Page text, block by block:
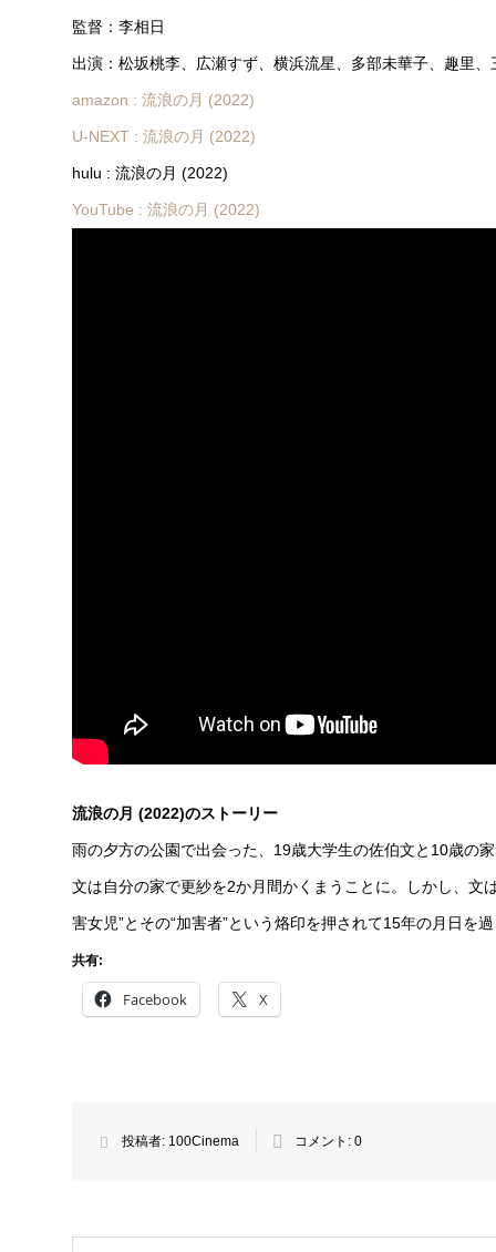
監督：李相日
出演：松坂桃李、広瀬すず、横浜流星、多部未華子、趣里
amazon : 流浪の月 (2022)
U-NEXT : 流浪の月 (2022)
hulu : 流浪の月 (2022)
YouTube : 流浪の月 (2022)
流浪の月 (2022)のストーリー
雨の夕方の公園で出会った、19歳大学生の佐伯文と10歳の
文は自分の家で更紗を2か月間かくまうことに。しかし、文
害女児”とその“加害者”という烙印を押されて15年の月日を
共有:
Facebook X
投稿者: 100Cinema コメント: 0